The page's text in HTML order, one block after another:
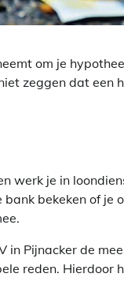
om je
zeggen dat een
werk je in
bank bekeken of
in Pijnacker de
reden. Hierdoor